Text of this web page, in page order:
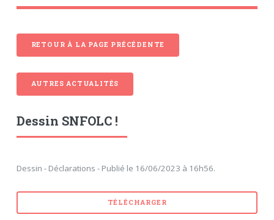
RETOUR À LA PAGE PRÉCÉDENTE
AUTRES ACTUALITÉS
Dessin SNFOLC !
Dessin - Déclarations - Publié le 16/06/2023 à 16h56.
TÉLÉCHARGER